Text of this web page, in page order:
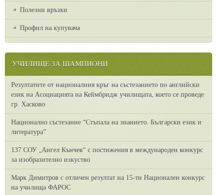
Полезни връзки
Профил на купувача
УЧИЛИЩЕ ЗА ШАМПИОНИ
Резултатите от националния кръг на състезанието по английски
език на Асоциацията на Кеймбридж училищата, което се проведе
гр. Хасково
Национално състезание “Стъпала на знанието. Български език и
литература”
137 СОУ „Ангел Кънчев“ с постижения в международен конкурс
за изобразително изкуство
Марк Димитров с отличен резултат на 15-ти Национален конкурс
на училища ФАРОС